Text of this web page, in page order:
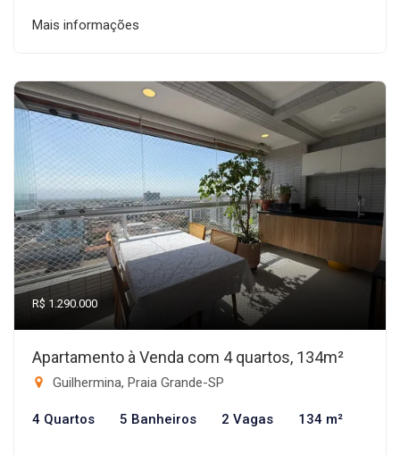
Mais informações
R$ 1.290.000
Apartamento à Venda com 4 quartos, 134m²
Guilhermina, Praia Grande-SP
4 Quartos 5 Banheiros 2 Vagas 134 m²